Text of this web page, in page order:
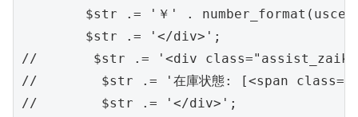
$str .= '￥' .
        $str .= '</div>';
//       $str .= '<div class="assist_zaiko">';  //在
//        $str .= '在庫状態: [<span
//        $str .= '</div>';